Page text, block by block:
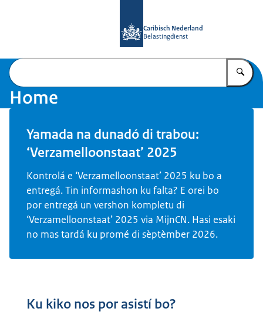
Caribisch Nederland
Belastingdienst
Home
Yamada na dunadó di trabou:
‘Verzamelloonstaat’ 2025
Kontrolá e ‘Verzamelloonstaat’ 2025 ku bo a
entregá. Tin informashon ku falta? E orei bo
por entregá un vershon kompletu di
‘Verzamelloonstaat’ 2025 via MijnCN. Hasi esaki
no mas tardá ku promé di sèptèmber 2026.
Ku kiko nos por asistí bo?